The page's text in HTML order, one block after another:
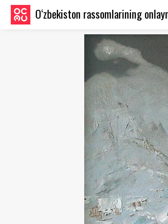
O‘zbekiston rassomlarining